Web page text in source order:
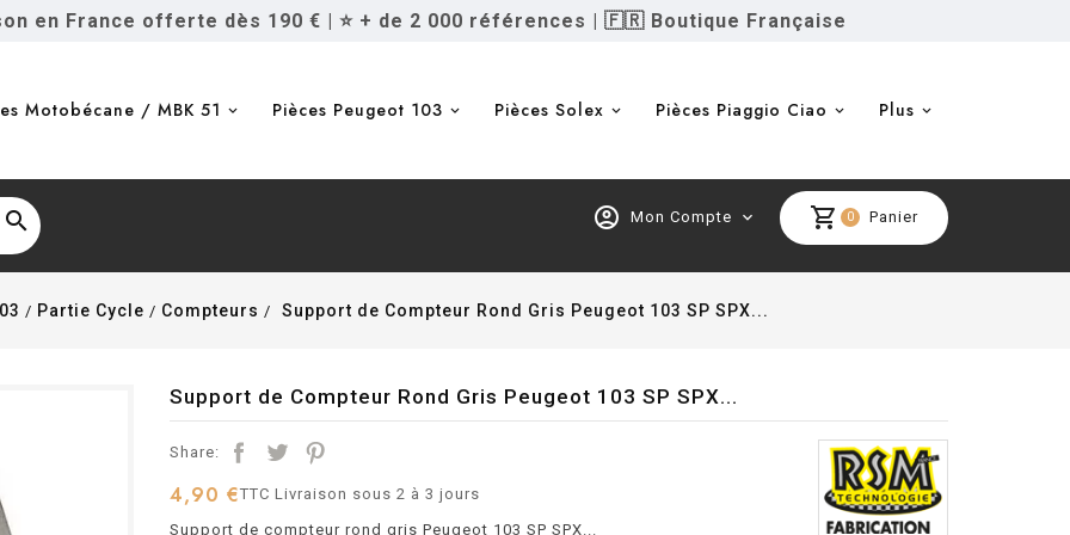
en France offerte dès 190 € | ⭐ + de 2 000 références | 🇫🇷 Boutique Française
Motobécane / MBK 51 Pièces Peugeot 103 Pièces Solex Pièces Piaggio Ciao Plus
 shopping_cart 0 Panier
account_circle Mon Compte expand_more
Partie Cycle Compteurs Support de Compteur Rond Gris Peugeot 103 SP SPX...
Support de Compteur Rond Gris Peugeot 103 SP SPX...
Share:
4,90 €TTC Livraison sous 2 à 3 jours
Support de compteur rond gris Peugeot 103 SP SPX...